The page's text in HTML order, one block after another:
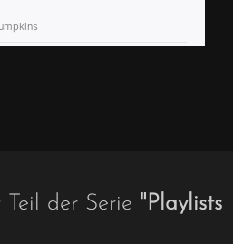
der Serie "Playlists